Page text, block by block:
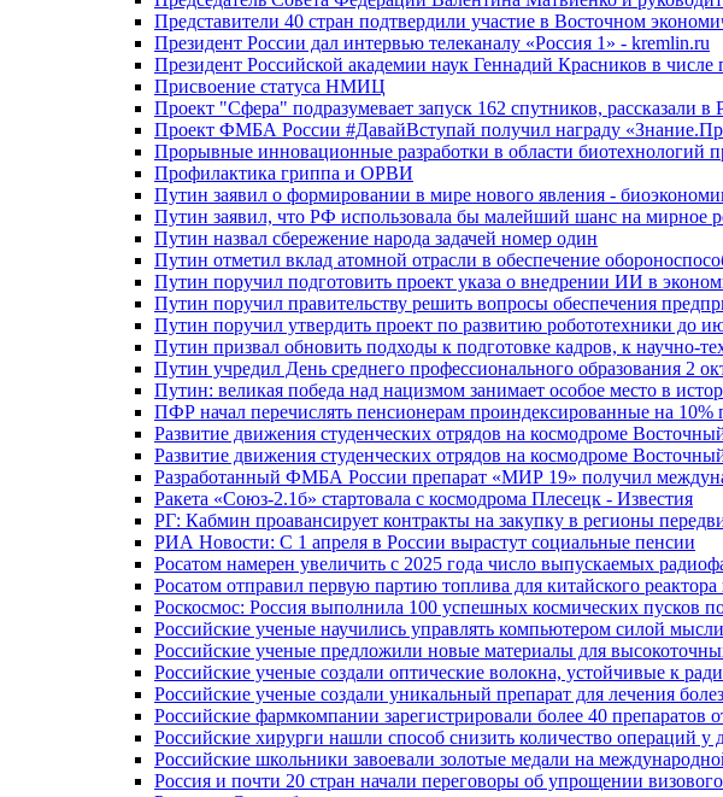
Представители 40 стран подтвердили участие в Восточном
Президент России дал интервью телеканалу «Россия 1» - kremlin.ru
Президент Российской академии наук Геннадий Красников в
Присвоение статуса НМИЦ
Проект "Сфера" подразумевает запуск 162 спутников, рассказали
Проект ФМБА России #ДавайВступай получил награду
Прорывные инновационные разработки в области
Профилактика гриппа и ОРВИ
Путин заявил о формировании в мире нового явления -
Путин заявил, что РФ использовала бы малейший шанс на мирное
Путин назвал сбережение народа задачей номер один
Путин отметил вклад атомной отрасли в обеспечение
Путин поручил подготовить проект указа о внедрении ИИ в
Путин поручил правительству решить вопросы обеспечения
Путин поручил утвердить проект по развитию робототехники до
Путин призвал обновить подходы к подготовке кадров, к научно-
Путин учредил День среднего профессионального образования 2
Путин: великая победа над нацизмом занимает особое место в
ПФР начал перечислять пенсионерам проиндексированные на 10%
Развитие движения студенческих отрядов на космодроме
Развитие движения студенческих отрядов на космодроме
Разработанный ФМБА России препарат «МИР 19» получил
Ракета «Союз-2.1б» стартовала с космодрома Плесецк - Известия
РГ: Кабмин проавансирует контракты на закупку в регионы
РИА Новости: С 1 апреля в России вырастут социальные пенсии
Росатом намерен увеличить с 2025 года число выпускаемых
Росатом отправил первую партию топлива для китайского
Роскосмос: Россия выполнила 100 успешных космических пусков
Российские ученые научились управлять компьютером силой
Российские ученые предложили новые материалы для
Российские ученые создали оптические волокна, устойчивые к
Российские ученые создали уникальный препарат для лечения
Российские фармкомпании зарегистрировали более 40 препаратов
Российские хирурги нашли способ снизить количество операций у
Российские школьники завоевали золотые медали на
Россия и почти 20 стран начали переговоры об упрощении